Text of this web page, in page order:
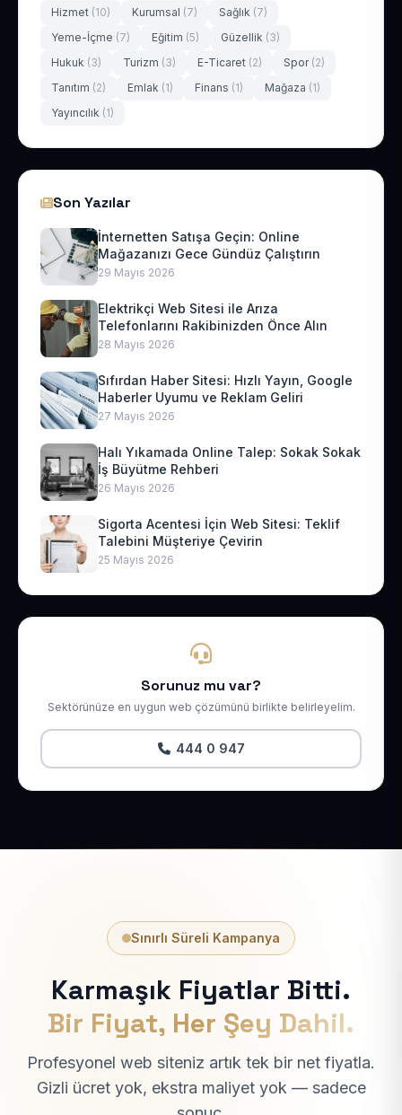
Hizmet (10) Kurumsal (7) Sağlık (7)
Yeme-İçme (7) Eğitim (5) Güzellik (3)
Hukuk (3) Turizm (3) E-Ticaret (2) Spor (2)
Tanıtım (2) Emlak (1) Finans (1) Mağaza (1)
Yayıncılık (1)
Son Yazılar
İnternetten Satışa Geçin: Online
Mağazanızı Gece Gündüz Çalıştırın
29 Mayıs 2026
Elektrikçi Web Sitesi ile Arıza
Telefonlarını Rakibinizden Önce Alın
28 Mayıs 2026
Sıfırdan Haber Sitesi: Hızlı Yayın, Google
Haberler Uyumu ve Reklam Geliri
27 Mayıs 2026
Halı Yıkamada Online Talep: Sokak Sokak
İş Büyütme Rehberi
26 Mayıs 2026
Sigorta Acentesi İçin Web Sitesi: Teklif
Talebini Müşteriye Çevirin
25 Mayıs 2026
Sorunuz mu var?
Sektörünüze en uygun web çözümünü birlikte belirleyelim.
444 0 947
Sınırlı Süreli Kampanya
Karmaşık Fiyatlar Bitti.
Bir Fiyat, Her Şey Dahil.
Profesyonel web siteniz artık tek bir net fiyatla.
Gizli ücret yok, ekstra maliyet yok — sadece